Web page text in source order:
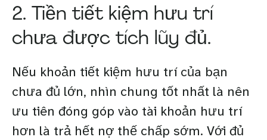
2. Tiền tiết kiệm hưu trí
chưa được tích lũy đủ.
Nếu khoản tiết kiệm hưu trí của bạn
chưa đủ lớn, nhìn chung tốt nhất là nên
ưu tiên đóng góp vào tài khoản hưu trí
hơn là trả hết nợ thế chấp sớm. Với đủ